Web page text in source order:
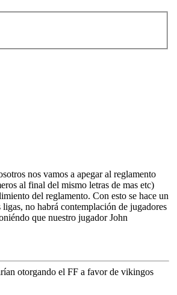
nos vamos a apegar al reglamento
al final del mismo letras de mas etc)
del reglamento. Con esto se hace un
no habrá contemplación de jugadores
que nuestro jugador John
otorgando el FF a favor de vikingos